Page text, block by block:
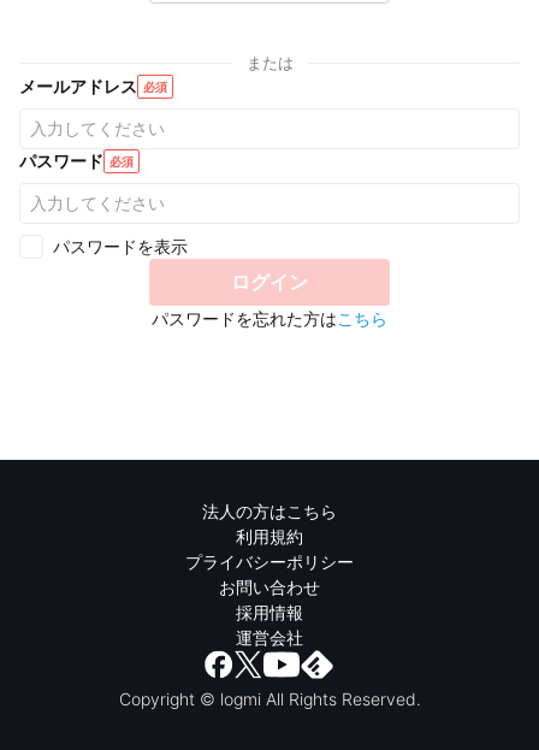
または
メールアドレス 必須
パスワード 必須
パスワードを表示
ログイン
パスワードを忘れた方はこちら
法人の方はこちら
利用規約
プライバシーポリシー
お問い合わせ
採用情報
運営会社
Copyright © logmi All Rights Reserved.